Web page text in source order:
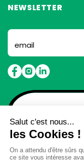
NEWSLETTER
louper